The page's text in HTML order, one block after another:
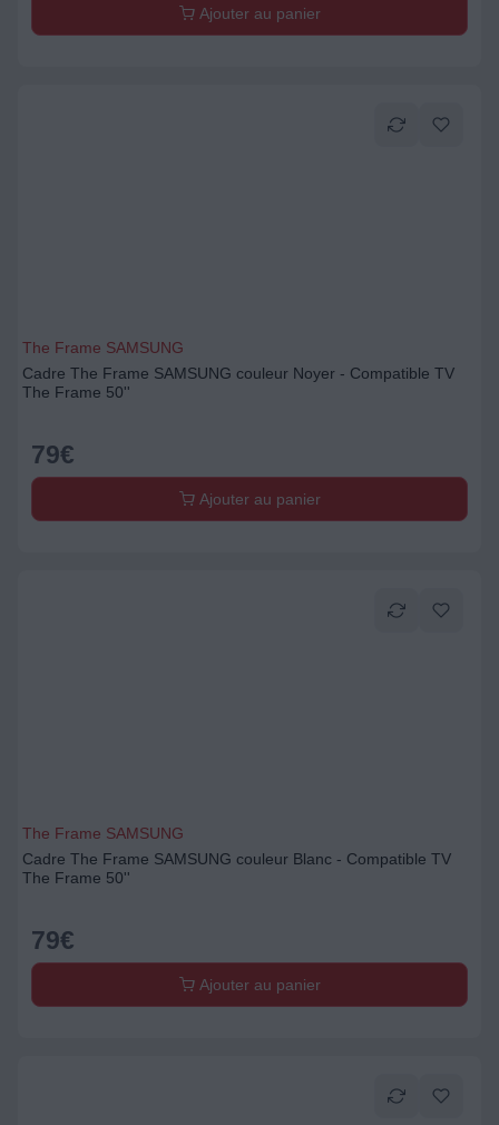
Ajouter au panier
The Frame SAMSUNG
Cadre The Frame SAMSUNG couleur Noyer - Compatible TV
The Frame 50''
79€
Ajouter au panier
The Frame SAMSUNG
Cadre The Frame SAMSUNG couleur Blanc - Compatible TV
The Frame 50''
79€
Ajouter au panier